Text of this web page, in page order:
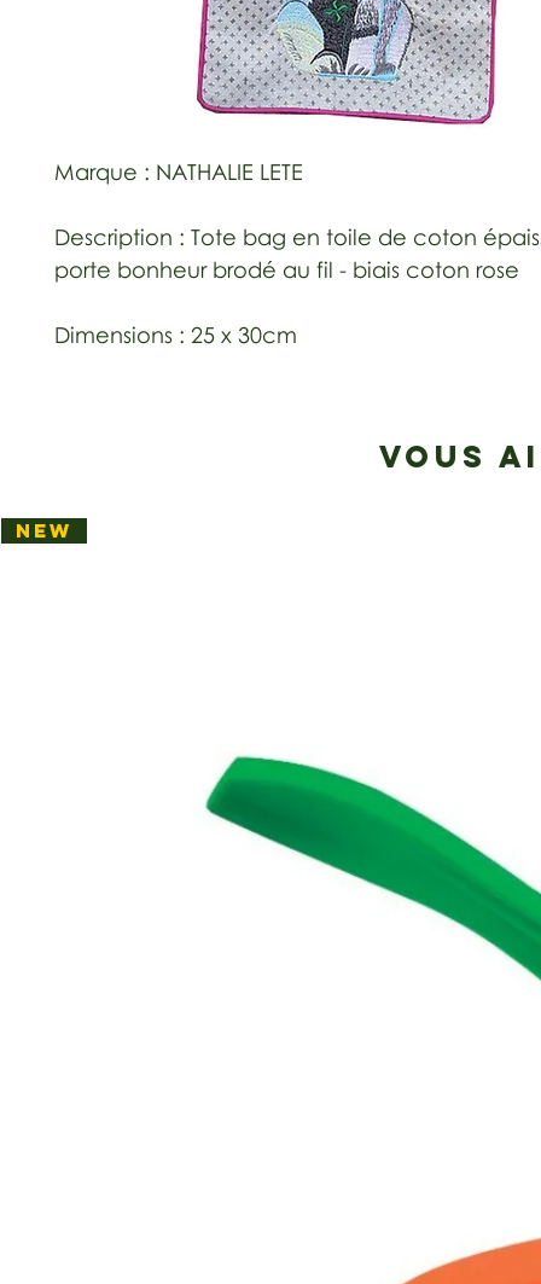
Marque : NATHALIE LETE
Description : Tote bag en toile de coton
porte bonheur brodé au fil - biais coton rose
Dimensions : 25 x 30cm
VOUS
NEW